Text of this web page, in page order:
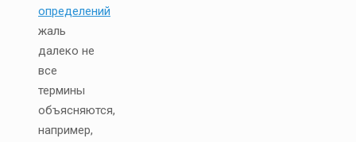
определений
жаль
далеко не
все
термины
объясняются,
например,